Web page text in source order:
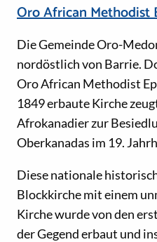
Oro African Methodist
Die Gemeinde Oro-
nordöstlich von Barrie.
Oro African Methodist
1849 erbaute Kirche
Afrokanadier zur
Oberkanadas im 19.
Diese nationale
Blockkirche mit einem
Kirche wurde von den
der Gegend erbaut und